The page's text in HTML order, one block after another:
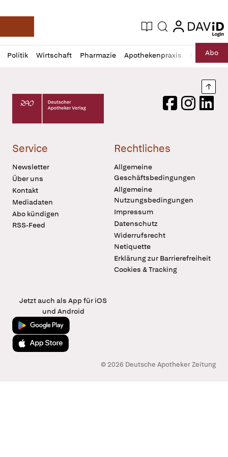
Deutsche Apotheker Zeitung
Aktuelle Ausgabe
Suche login
login
Politik Wirtschaft Pharmazie Apothekenpraxis RechtAbo
Profil
öffnen
Daz
Pur
Deutscher Apotheker Verlag Logo
FacebookInstagram
Service
Newsletter
Über uns
Kontakt
Mediadaten
Abo kündigen
RSS-Feed
Rechtliches
Allgemeine
Geschäftsbedingungen
Allgemeine
Nutzungsbedingungen
Impressum
Datenschutz
Widerrufsrecht
Netiquette
Erklärung zur Barrierefreiheit
Cookies & Tracking
Jetzt auch als App für iOS
und Android
Jetzt bei Google Play
Laden im App Store
© 2026 Deutsche Apotheker Zeitung